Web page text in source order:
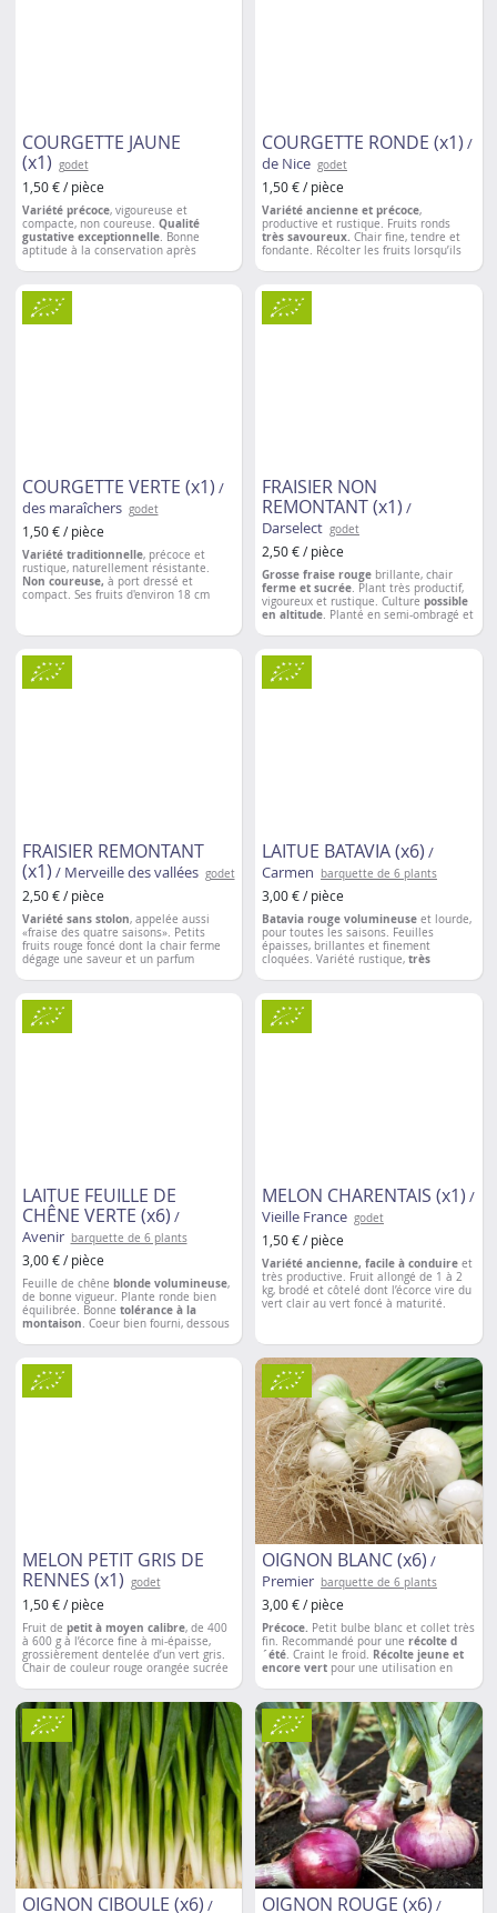
COURGETTE JAUNE
(x1) godet
1,50 € / pièce
Variété précoce, vigoureuse et
compacte, non coureuse. Qualité
gustative exceptionnelle. Bonne
aptitude à la conservation après
60 cm
COURGETTE RONDE (x1) /
de Nice godet
1,50 € / pièce
Variété ancienne et précoce,
productive et rustique. Fruits ronds
très savoureux. Chair fine, tendre et
fondante. Récolter les fruits lorsqu’ils
Espacement entre les plantations
60 cm
COURGETTE VERTE (x1) /
des maraîchers godet
1,50 € / pièce
Variété traditionnelle, précoce et
rustique, naturellement résistante.
Non coureuse, à port dressé et
compact. Ses fruits d'environ 18 cm
60 cm
FRAISIER NON
REMONTANT (x1) /
Darselect godet
2,50 € / pièce
Grosse fraise rouge brillante, chair
ferme et sucrée. Plant très productif,
vigoureux et rustique. Culture possible
en altitude. Planté en semi-ombragé et
40 cm
FRAISIER REMONTANT
(x1) / Merveille des vallées godet
2,50 € / pièce
Variété sans stolon, appelée aussi
«fraise des quatre saisons». Petits
fruits rouge foncé dont la chair ferme
dégage une saveur et un parfum
de juin à octobre
Produitdès la première année
Espacement entre les plantations
LAITUE BATAVIA (x6) /
Carmen
barquette de 6 plants
3,00 € / pièce
Batavia rouge volumineuse et lourde,
pour toutes les saisons. Feuilles
épaisses, brillantes et finement
cloquées. Variété rustique, très
burn.
Espacement entre les plantations
cm
LAITUE FEUILLE DE
CHÊNE VERTE (x6) /
Avenir barquette de 6 plants
3,00 € / pièce
Feuille de chêne blonde volumineuse,
de bonne vigueur. Plante ronde bien
équilibrée. Bonne tolérance à la
montaison. Coeur bien fourni, dessous
cm
MELON CHARENTAIS (x1) /
Vieille France godet
1,50 € / pièce
Variété ancienne, facile à conduire et
très productive. Fruit allongé de 1 à 2
kg, brodé et côtelé dont l’écorce vire du
vert clair au vert foncé à maturité.
nouaison en conditions froides.
Espacement entre les plantations: 60 à
80 cm
MELON PETIT GRIS DE
RENNES (x1) godet
1,50 € / pièce
Fruit de petit à moyen calibre, de 400
à 600 g à l’écorce fine à mi-épaisse,
grossièrement dentelée d’un vert gris.
Chair de couleur rouge orangée sucrée
résistante quis’adapte à tout climat.
Taille nécessaireafin de stimuler la
fructification.
Espacement entre les plantations
: 60 à
80 cm
OIGNON BLANC (x6) /
Premier barquette de 6 plants
3,00 € / pièce
Précoce. Petit bulbe blanc et collet très
fin. Recommandé pour une récolte d
´été. Craint le froid. Récolte jeune et
encore vert pour une utilisation en
OIGNON CIBOULE (x6) / OIGNON ROUGE (x6) /